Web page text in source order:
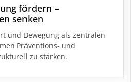
fördern –
senken
und Bewegung als zentralen
Präventions- und
zu stärken.